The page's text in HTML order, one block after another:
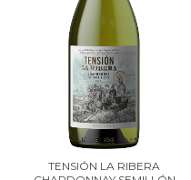
TENSIÓN LA RIBERA